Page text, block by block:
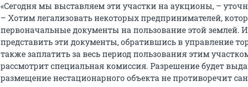
«Сегодня мы выставляем эти участки на аукционы, –
– Хотим легализовать некоторых предпринимателей,
первоначальные документы на пользование этой землей.
представить эти документы, обратившись в управление
также заплатить за весь период пользования этим
рассмотрит специальная комиссия. Разрешение будет
размещение нестационарного объекта не противоречит